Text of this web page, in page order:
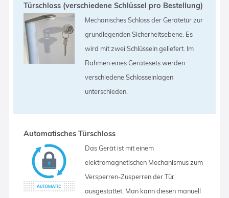
Türschloss (verschiedene Schlüssel pro Bestellung)
Mechanisches Schloss der Gerätetür zur
grundlegenden Sicherheitsebene. Es
wird mit zwei Schlüsseln geliefert. Im
Rahmen eines Gerätesets werden
verschiedene Schlosseinlagen
unterschieden.
Automatisches Türschloss
Das Gerät ist mit einem
elektromagnetischen Mechanismus zum
Versperren-Zusperren der Tür
ausgestattet. Man kann diesen manuell